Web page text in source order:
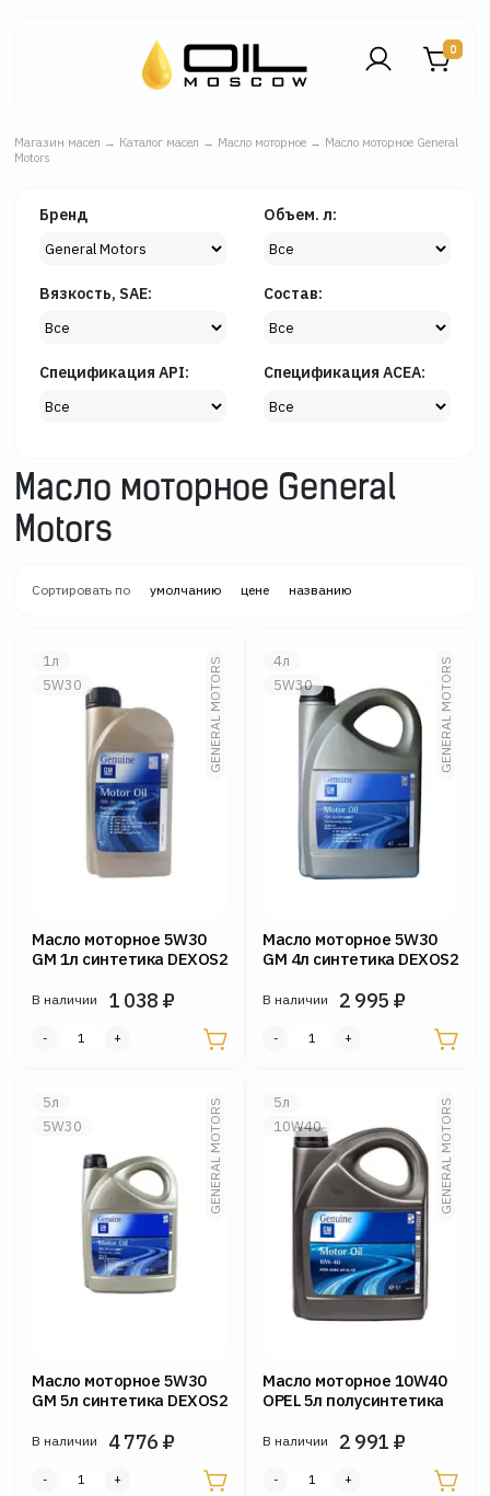
0
Магазин масел → Каталог масел → Масло моторное → Масло моторное General
Motors
Бренд Объем. л:
Вязкость, SAE: Состав:
Спецификация API: Спецификация ACEA:
Масло моторное General
Motors
Сортировать по умолчанию цене названию
GENERAL MOTORS
1л
5W30
Масло моторное 5W30
GM 1л синтетика DEXOS2
В наличии 1 038 ₽
GENERAL MOTORS
4л
5W30
Масло моторное 5W30
GM 4л синтетика DEXOS2
В наличии 2 995 ₽
GENERAL MOTORS
5л
5W30
Масло моторное 5W30
GM 5л синтетика DEXOS2
В наличии 4 776 ₽
GENERAL MOTORS
5л
10W40
Масло моторное 10W40
OPEL 5л полусинтетика
В наличии 2 991 ₽